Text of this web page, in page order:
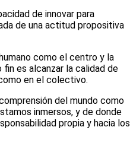
de innovar para
de una actitud propositiva
como el centro y la
es alcanzar la calidad de
en el colectivo.
del mundo como
inmersos, y de donde
propia y hacia los